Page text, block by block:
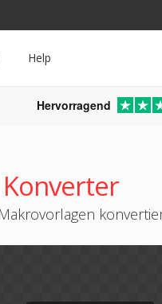
Help
Hervorragend
Konverter